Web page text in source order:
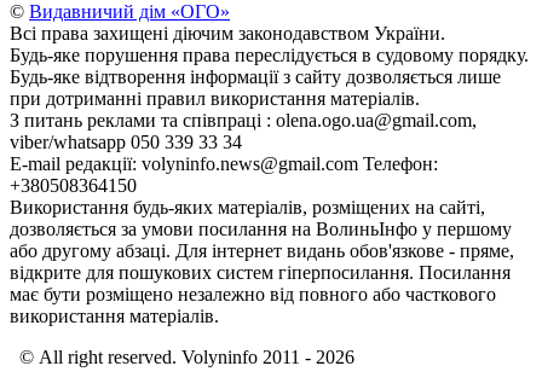
© Видавничий дім «ОГО»
Всі права захищені діючим законодавством України.
Будь-яке порушення права переслідується в судовому порядку.
Будь-яке відтворення інформації з сайту дозволяється лише
при дотриманні правил використання матеріалів.
З питань реклами та співпраці : olena.ogo.ua@gmail.com,
viber/whatsapp 050 339 33 34
E-mail редакції: volyninfo.news@gmail.com Телефон:
+380508364150
Використання будь-яких матеріалів, розміщених на сайті,
дозволяється за умови посилання на ВолиньІнфо у першому
або другому абзаці. Для інтернет видань обов'язкове - пряме,
відкрите для пошукових систем гіперпосилання. Посилання
має бути розміщено незалежно від повного або часткового
використання матеріалів.
© All right reserved. Volyninfo 2011 - 2026